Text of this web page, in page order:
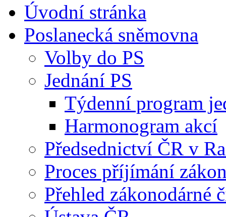
Úvodní stránka
Poslanecká sněmovna
Volby do PS
Jednání PS
Týdenní program
Harmonogram akcí
Předsednictví ČR v
Proces příjímání
Přehled zákonodárné